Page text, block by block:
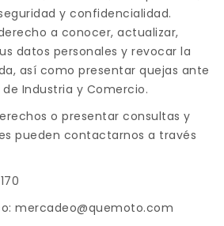
y confidencialidad.
a conocer, actualizar,
datos personales y revocar la
así como presentar quejas ante
Industria y Comercio.
o presentar consultas y
pueden contactarnos a través
mercadeo@quemoto.com